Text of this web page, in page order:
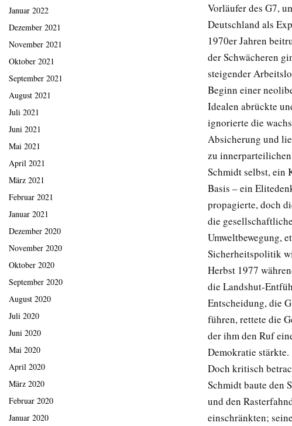
Vorläufer des G7,
Deutschland als
1970er Jahren
der Schwächeren
steigender
Beginn einer
Idealen abrückte
ignorierte die
Absicherung und
zu
Schmidt selbst, ein
Basis – ein
propagierte, doch
die
Umweltbewegung,
Sicherheitspolitik
Herbst 1977
die Landshut-
Entscheidung, die
führen, rettete die
der ihm den Ruf
Demokratie stärkte.
Doch kritisch
Schmidt baute den
und den
einschränkten;
Januar 2022
Dezember 2021
November 2021
Oktober 2021
September 2021
August 2021
Juli 2021
Juni 2021
Mai 2021
April 2021
März 2021
Februar 2021
Januar 2021
Dezember 2020
November 2020
Oktober 2020
September 2020
August 2020
Juli 2020
Juni 2020
Mai 2020
April 2020
März 2020
Februar 2020
Januar 2020